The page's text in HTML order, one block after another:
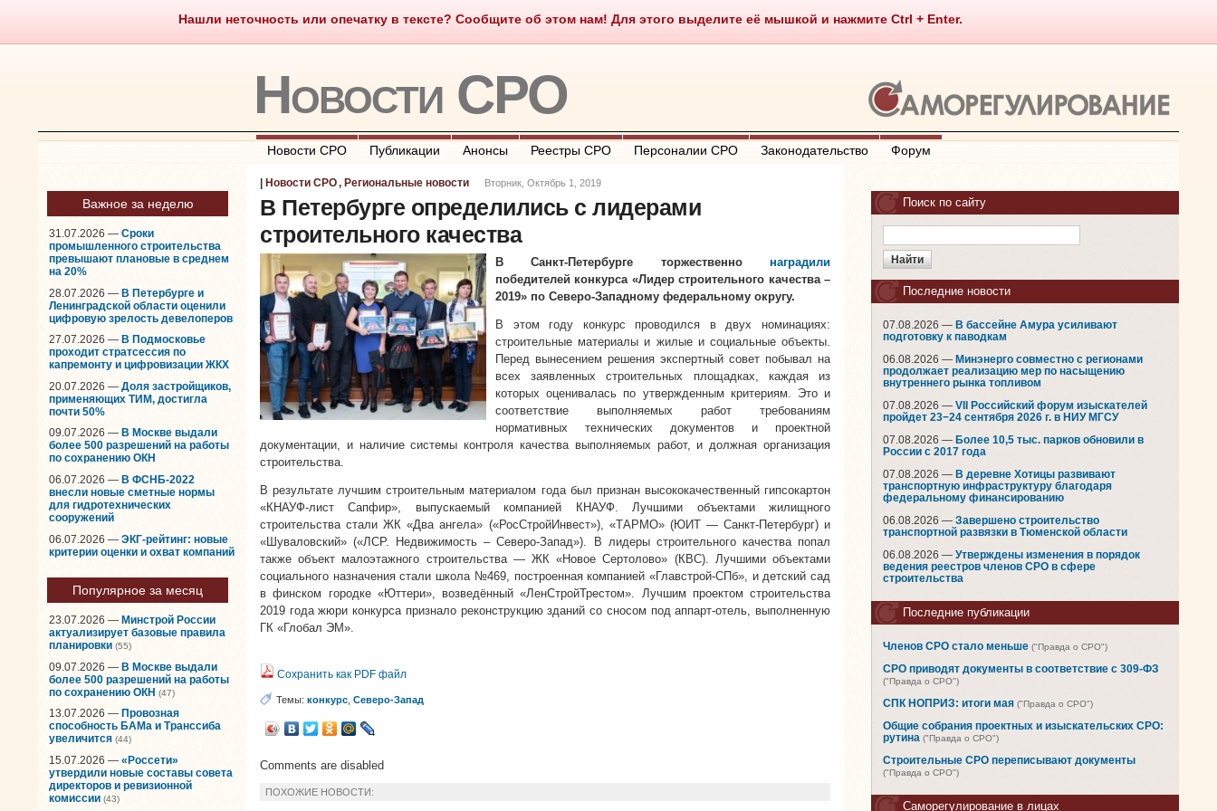
Нашли неточность или опечатку в тексте? Сообщите об этом нам! Для этого выделите её мышкой и нажмите Ctrl + Enter.
Саморегулирование Что такое СРО О портале Контакты Полезные ссылки
Новости СРО
Новости СРО Публикации Анонсы Реестры СРО Персоналии СРО Законодательство Форум
Важное за неделю
31.07.2026 — Сроки
промышленного строительства
превышают плановые в среднем
на 20%
28.07.2026 — В Петербурге и
Ленинградской области оценили
цифровую зрелость девелоперов
27.07.2026 — В Подмосковье
проходит стратсессия по
капремонту и цифровизации ЖКХ
20.07.2026 — Доля застройщиков,
применяющих ТИМ, достигла
почти 50%
09.07.2026 — В Москве выдали
более 500 разрешений на работы
по сохранению ОКН
06.07.2026 — В ФСНБ-2022
внесли новые сметные нормы
для гидротехнических
сооружений
06.07.2026 — ЭКГ-рейтинг: новые
критерии оценки и охват компаний
Популярное за месяц
23.07.2026 — Минстрой России
актуализирует базовые правила
планировки (55)
09.07.2026 — В Москве выдали
более 500 разрешений на работы
по сохранению ОКН (47)
13.07.2026 — Провозная
способность БАМа и Транссиба
увеличится (44)
15.07.2026 — «Россети»
утвердили новые составы совета
директоров и ревизионной
комиссии (43)
Новости СРО, Региональные новости Вторник, Октябрь 1, 2019
В Петербурге определились с лидерами
строительного качества
В Санкт-Петербурге торжественно наградили
победителей конкурса «Лидер строительного качества –
2019» по Северо-Западному федеральному округу.
В этом году конкурс проводился в двух номинациях:
строительные материалы и жилые и социальные объекты.
Перед вынесением решения экспертный совет побывал на
всех заявленных строительных площадках, каждая из
которых оценивалась по утвержденным критериям. Это и
соответствие выполняемых работ требованиям
нормативных технических документов и проектной
документации, и наличие системы контроля качества выполняемых работ, и должная организация
строительства.
В результате лучшим строительным материалом года был признан высококачественный гипсокартон
«КНАУФ-лист Сапфир», выпускаемый компанией КНАУФ. Лучшими объектами жилищного
строительства стали ЖК «Два ангела» («РосСтройИнвест»), «ТАРМО» (ЮИТ — Санкт-Петербург) и
«Шуваловский» («ЛСР. Недвижимость – Северо-Запад»). В лидеры строительного качества попал
также объект малоэтажного строительства — ЖК «Новое Сертолово» (КВС). Лучшими объектами
социального назначения стали школа №469, построенная компанией «Главстрой-СПб», и детский сад
в финском городке «Юттери», возведённый «ЛенСтройТрестом». Лучшим проектом строительства
2019 года жюри конкурса признало реконструкцию зданий со сносом под аппарт-отель, выполненную
ГК «Глобал ЭМ».
Сохранить как PDF файл
Темы: конкурс Северо-Запад
Comments are disabled
ПОХОЖИЕ НОВОСТИ:
Поиск по сайту
Последние новости
07.08.2026 — В бассейне Амура усиливают
подготовку к паводкам
06.08.2026 — Минэнерго совместно с регионами
продолжает реализацию мер по насыщению
внутреннего рынка топливом
07.08.2026 — VII Российский форум изыскателей
пройдет 23−24 сентября 2026 г. в НИУ МГСУ
07.08.2026 — Более 10,5 тыс. парков обновили в
России с 2017 года
07.08.2026 — В деревне Хотицы развивают
транспортную инфраструктуру благодаря
федеральному финансированию
06.08.2026 — Завершено строительство
транспортной развязки в Тюменской области
06.08.2026 — Утверждены изменения в порядок
ведения реестров членов СРО в сфере
строительства
Последние публикации
Членов СРО стало меньше ("Правда о СРО")
СРО приводят документы в соответствие с 309-ФЗ
("Правда о СРО")
СПК НОПРИЗ: итоги мая ("Правда о СРО")
Общие собрания проектных и изыскательских СРО:
рутина ("Правда о СРО")
Строительные СРО переписывают документы
("Правда о СРО")
Саморегулирование в лицах